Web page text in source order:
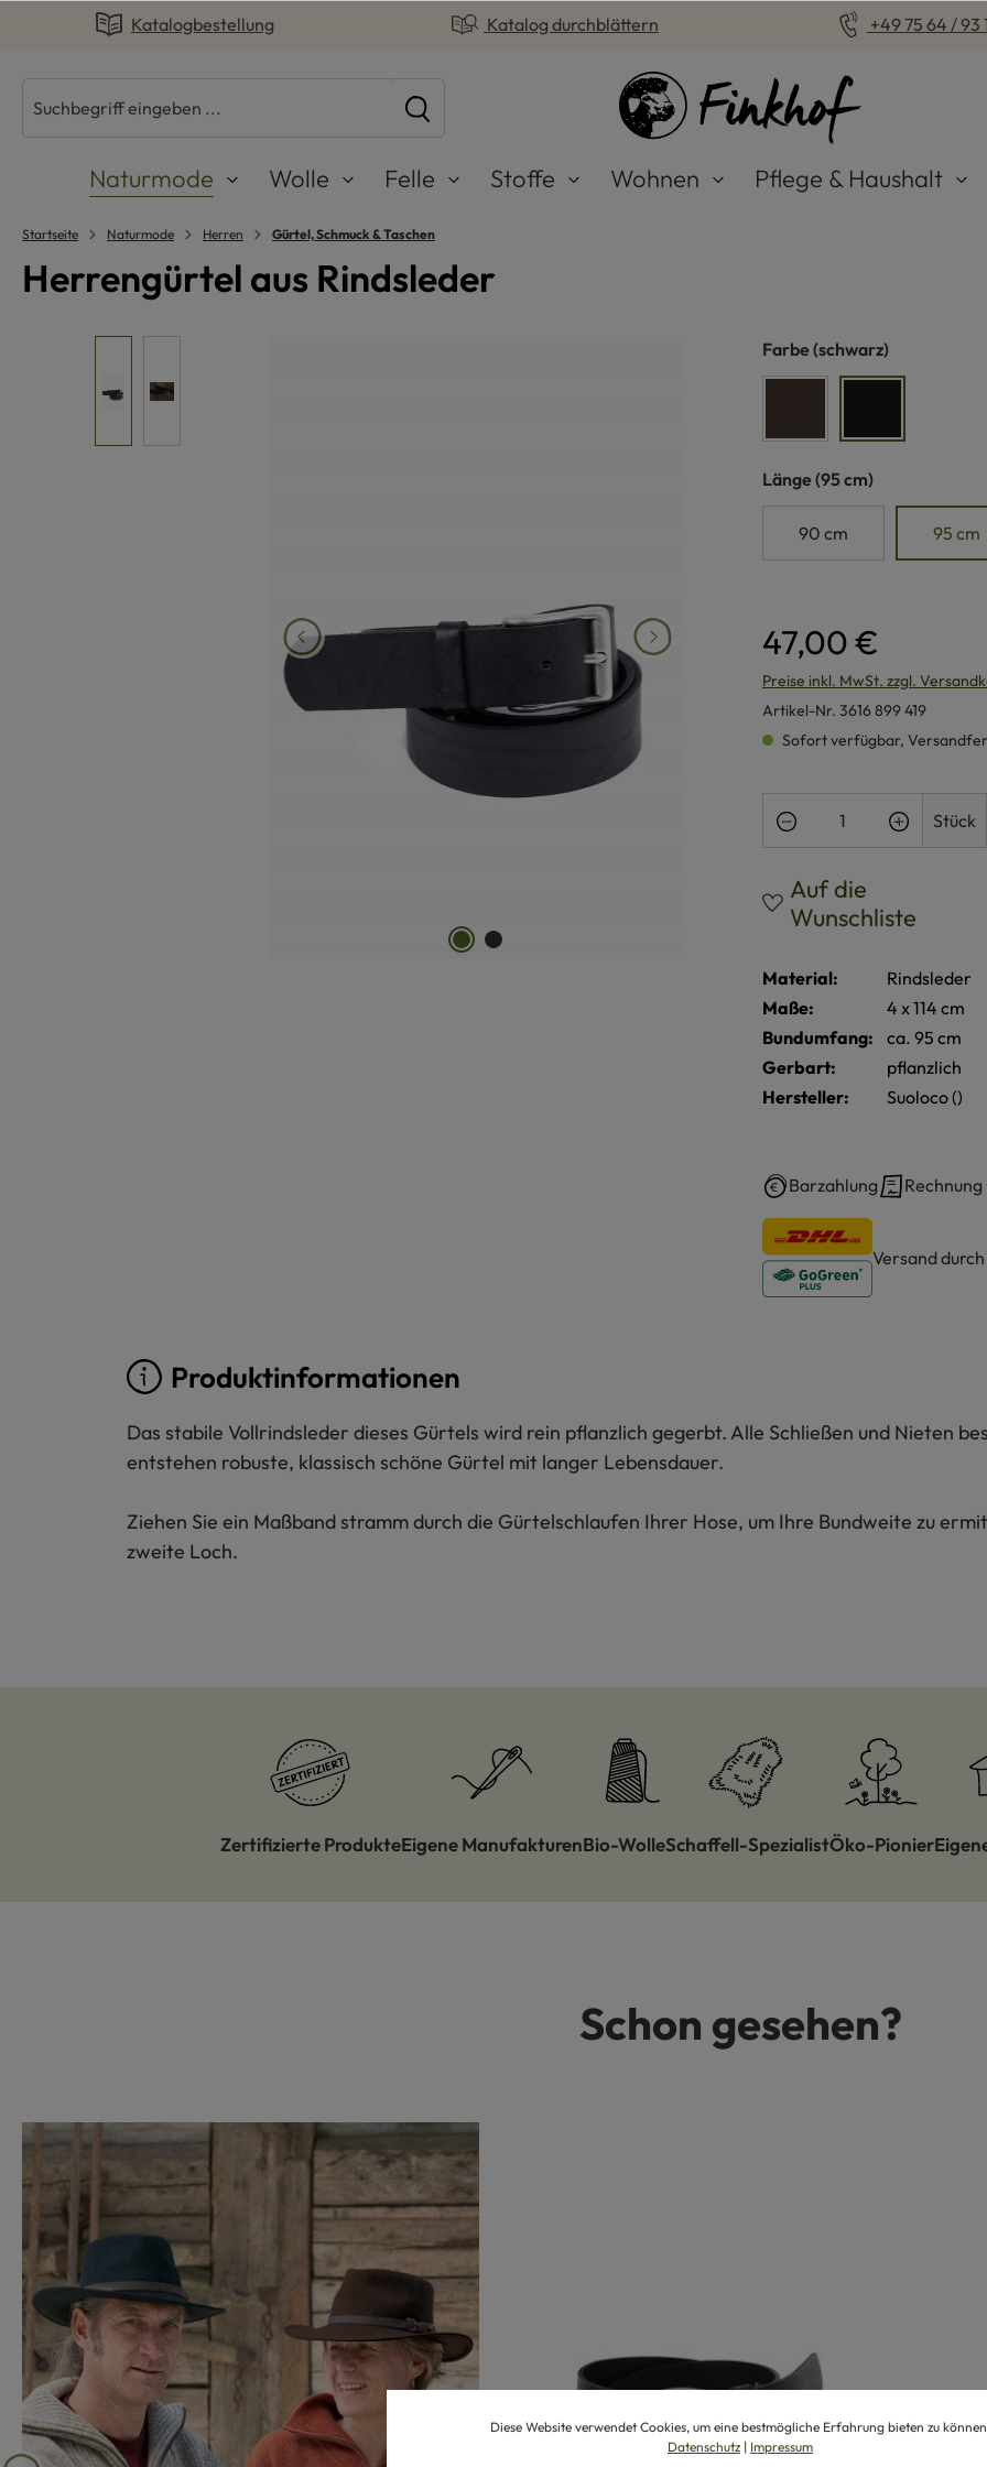
Zur Hauptnavigation springen
Katalogbestellung Katalog durchblättern +49 75 64 / 93
Naturmode Wolle Felle Stoffe Wohnen Pflege & Haushalt
Startseite Naturmode Herren Gürtel, Schmuck & Taschen
Herrengürtel aus Rindsleder
Farbe auswählen
(schwarz)
Länge auswählen
(95 cm)
90 cm 95 cm
47,00 €
Preise inkl. MwSt. zzgl.
Artikel-Nr. 3616 899 419
Sofort verfügbar,
Produkt Anzahl:
Stück
Auf die
Wunschliste
Material:
Rindsleder
Maße:
4 x 114 cm
Bundumfang:
ca. 95 cm
Gerbart:
pflanzlich
Hersteller:
Suoloco ()
Barzahlung Rechnung
Versand
Produktinformationen
Das stabile Vollrindsleder dieses Gürtels wird rein pflanzlich gegerbt. Alle Schließen und Nieten
entstehen robuste, klassisch schöne Gürtel mit langer Lebensdauer.
Ziehen Sie ein Maßband stramm durch die Gürtelschlaufen Ihrer Hose, um Ihre Bundweite zu
zweite Loch.
Zertifizierte ProdukteEigene ManufakturenBio-WolleSchaffell-SpezialistÖko-Pionier
Schon gesehen?
Diese Website verwendet Cookies, um eine bestmögliche Erfahrung bieten zu
Datenschutz | Impressum